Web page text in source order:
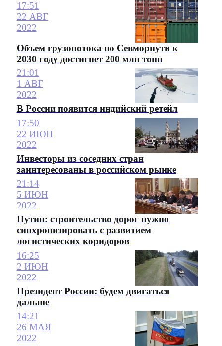
17:51
22 АВГ
2022
Объем грузопотока по Севморпути к
2030 году достигнет 200 млн тонн
21:01
1 АВГ
2022
В России появится индийский ретейл
17:50
22 ИЮН
2022
Инвесторы из соседних стран
заинтересованы в российском рынке
21:14
5 ИЮН
2022
Путин: строительство дорог нужно
синхронизировать с развитием
логистических коридоров
16:25
2 ИЮН
2022
Президент России: будем двигаться
дальше
14:21
26 МАЯ
2022